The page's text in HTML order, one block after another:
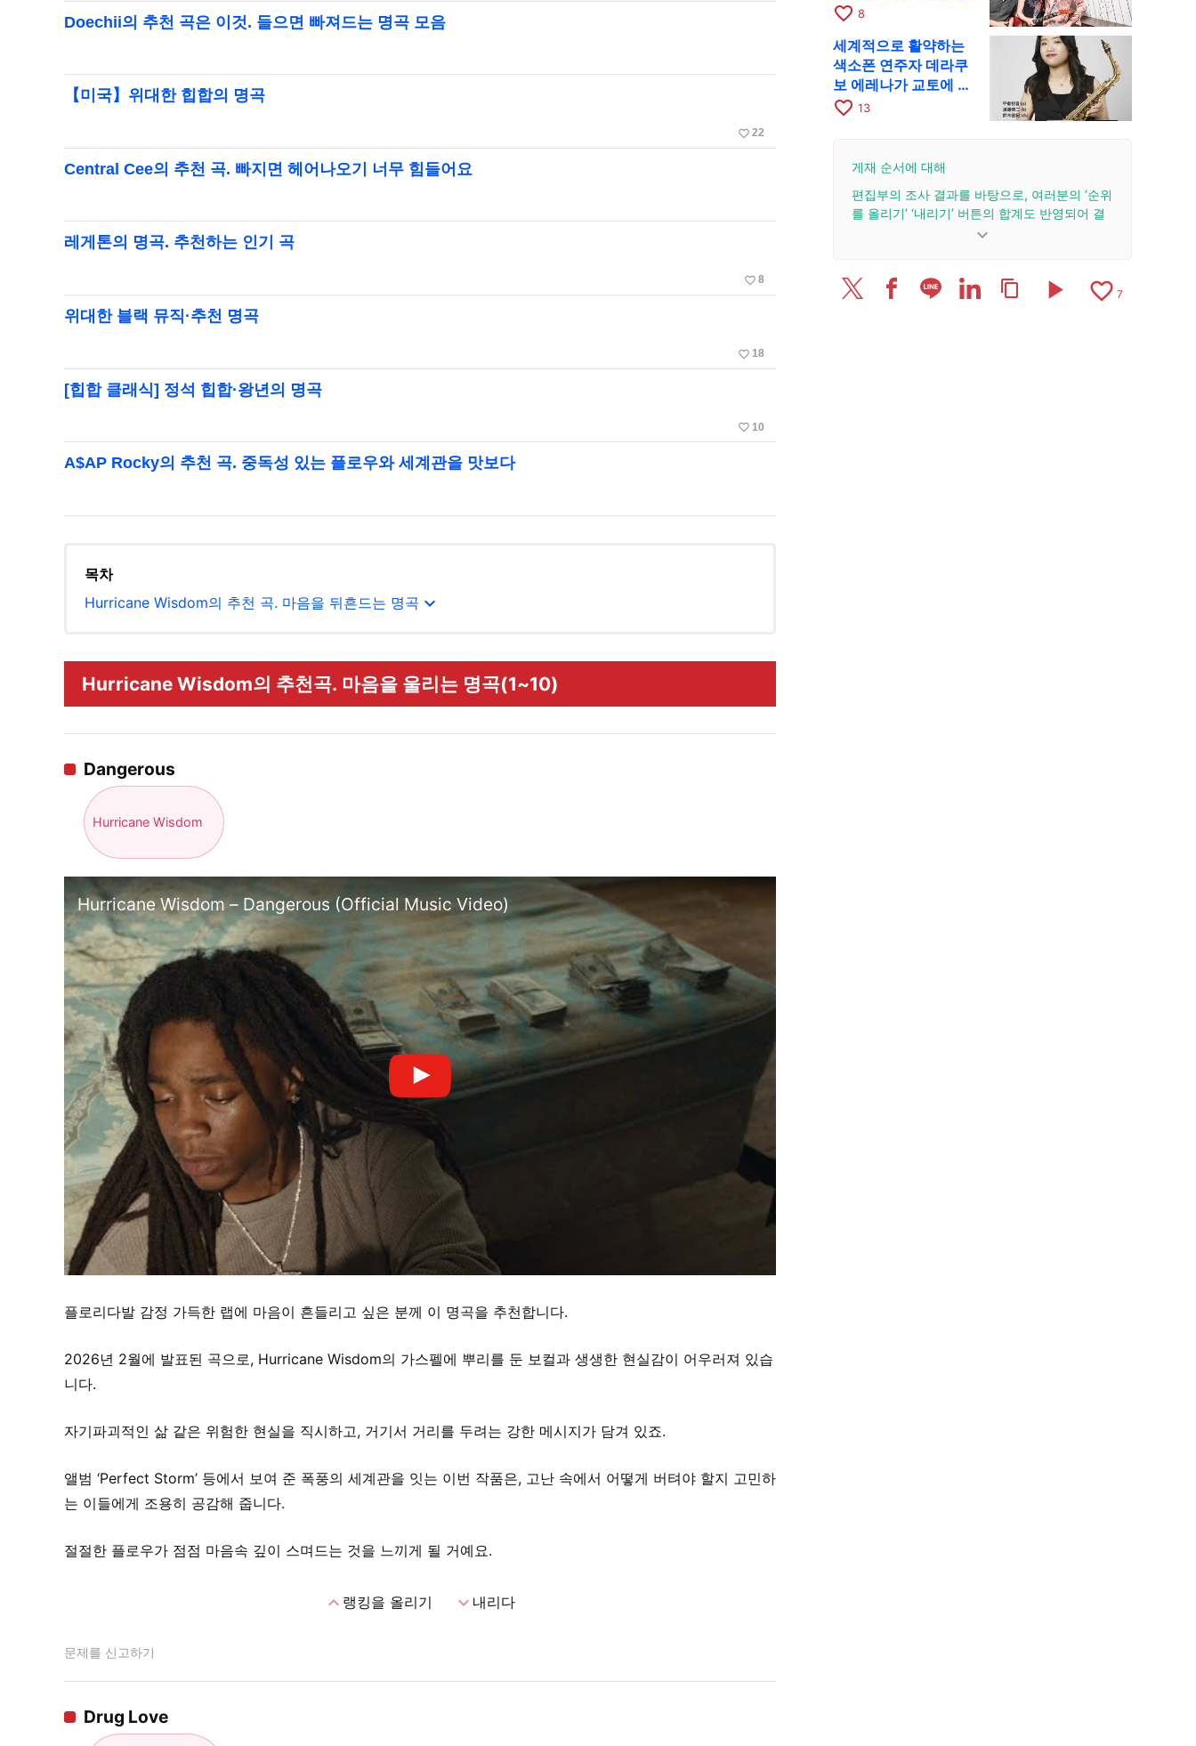
Doechii의 추천 곡은 이것. 들으면 빠져드는 명곡 모음
【미국】위대한 힙합의 명곡
favorite_border 22
Central Cee의 추천 곡. 빠지면 헤어나오기 너무 힘들어요
레게톤의 명곡. 추천하는 인기 곡
favorite_border 8
위대한 블랙 뮤직·추천 명곡
favorite_border 18
[힙합 클래식] 정석 힙합·왕년의 명곡
favorite_border 10
A$AP Rocky의 추천 곡. 중독성 있는 플로우와 세계관을 맛보다
목차
Hurricane Wisdom의 추천 곡. 마음을 뒤흔드는 명곡 expand_more
Hurricane Wisdom의 추천곡. 마음을 울리는 명곡(1~10)
Dangerous
Hurricane Wisdom
Hurricane Wisdom – Dangerous (Official Music Video)
플로리다발 감정 가득한 랩에 마음이 흔들리고 싶은 분께 이 명곡을 추천합니다.
2026년 2월에 발표된 곡으로, Hurricane Wisdom의 가스펠에 뿌리를 둔 보컬과 생생한 현실감이 어우러져 있습
니다.
자기파괴적인 삶 같은 위험한 현실을 직시하고, 거기서 거리를 두려는 강한 메시지가 담겨 있죠.
앨범 ‘Perfect Storm’ 등에서 보여 준 폭풍의 세계관을 잇는 이번 작품은, 고난 속에서 어떻게 버텨야 할지 고민하
는 이들에게 조용히 공감해 줍니다.
절절한 플로우가 점점 마음속 깊이 스며드는 것을 느끼게 될 거예요.
expand_less랭킹을 올리기 expand_more내리다
문제를 신고하기
Drug Love
FLAG가 8월 6일 RAG
favorite_border 8
세계적으로 활약하는
색소폰 연주자 데라쿠
보 에레나가 교토에 온
다! 콰르텟 투어 교토
favorite_border 13
게재 순서에 대해
편집부의 조사 결과를 바탕으로, 여러분의 ‘순위
를 올리기’ ‘내리기’ 버튼의 합계도 반영되어 결
2026/5/30: 리뷰 1건을 추가·업데이트.
keyboard_arrow_down
content_copy play_arrow favorite_border 7